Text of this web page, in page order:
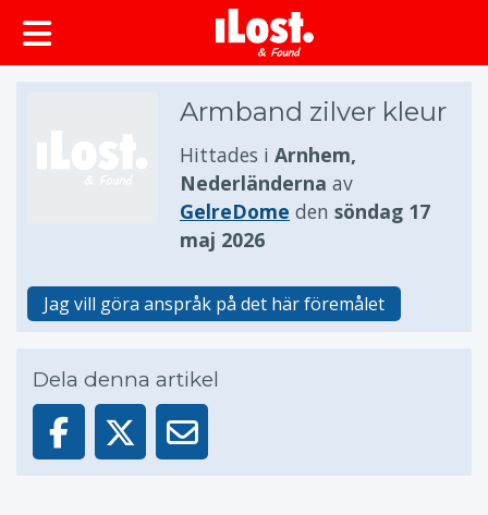
huvudinnehållet
Armband zilver kleur
Hittades i Arnhem,
Nederländerna av
GelreDome den söndag 17
maj 2026
Jag vill göra anspråk på det här föremålet
Dela denna artikel